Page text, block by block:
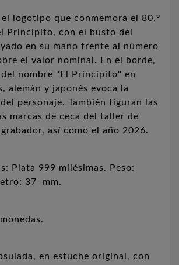
el logotipo que conmemora el 80.º
Principito, con el busto del
en su mano frente al número
el valor nominal.
En el borde,
nombre "El Principito" en
alemán y japonés evoca la
personaje. También figuran las
marcas de ceca del taller de
así como el año 2026.
Plata 999 milésimas. Peso:
37 mm.
en estuche original, con